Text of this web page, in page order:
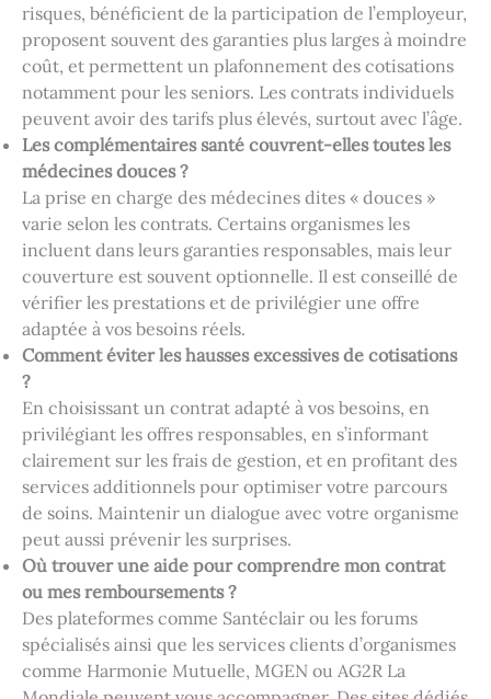
risques, bénéficient de la participation de l’employeur,
proposent souvent des garanties plus larges à moindre
coût, et permettent un plafonnement des cotisations
notamment pour les seniors. Les contrats individuels
peuvent avoir des tarifs plus élevés, surtout avec l’âge.
Les complémentaires santé couvrent-elles toutes les
médecines douces ?
La prise en charge des médecines dites « douces »
varie selon les contrats. Certains organismes les
incluent dans leurs garanties responsables, mais leur
couverture est souvent optionnelle. Il est conseillé de
vérifier les prestations et de privilégier une offre
adaptée à vos besoins réels.
Comment éviter les hausses excessives de cotisations
?
En choisissant un contrat adapté à vos besoins, en
privilégiant les offres responsables, en s’informant
clairement sur les frais de gestion, et en profitant des
services additionnels pour optimiser votre parcours
de soins. Maintenir un dialogue avec votre organisme
peut aussi prévenir les surprises.
Où trouver une aide pour comprendre mon contrat
ou mes remboursements ?
Des plateformes comme Santéclair ou les forums
spécialisés ainsi que les services clients d’organismes
comme Harmonie Mutuelle, MGEN ou AG2R La